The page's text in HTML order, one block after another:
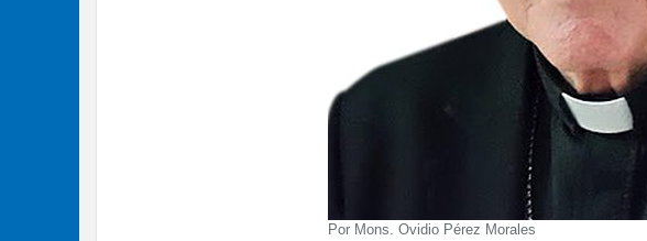
Por Mons. Ovidio Pérez Morales